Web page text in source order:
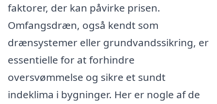
faktorer, der kan påvirke prisen.
Omfangsdræn, også kendt som
drænsystemer eller grundvandssikring, er
essentielle for at forhindre
oversvømmelse og sikre et sundt
indeklima i bygninger. Her er nogle af de